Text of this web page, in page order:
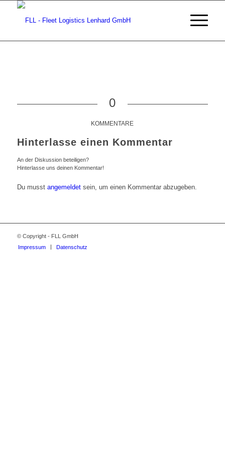
0
KOMMENTARE
Hinterlasse einen Kommentar
An der Diskussion beteiligen?
Hinterlasse uns deinen Kommentar!
Du musst angemeldetsein, um einen Kommentar abzugeben.
© Copyright - FLL GmbH
Impressum
Datenschutz